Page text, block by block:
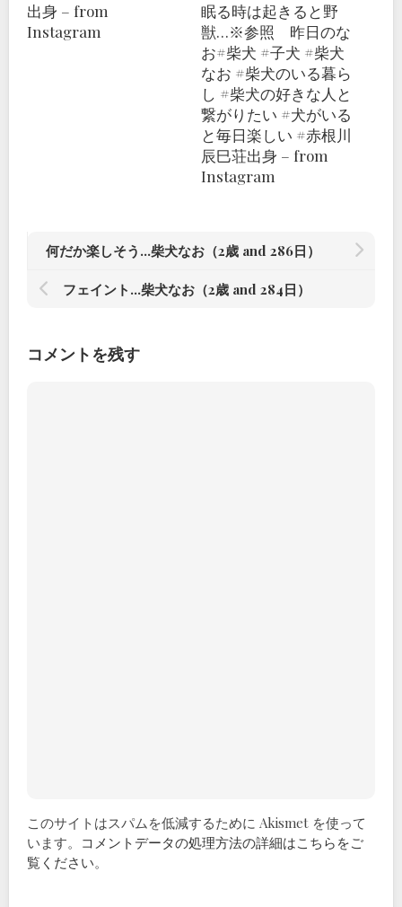
出身 – from
Instagram
眠る時は起きると野
獣…※参照 昨日のな
お#柴犬 #子犬 #柴犬
なお #柴犬のいる暮ら
し #柴犬の好きな人と
繋がりたい #犬がいる
と毎日楽しい #赤根川
辰巳荘出身 – from
Instagram
何だか楽しそう…柴犬なお（2歳 and 286日）
フェイント…柴犬なお（2歳 and 284日）
コメントを残す
このサイトはスパムを低減するために Akismet を使って
います。 コメントデータの処理方法の詳細はこちらをご
覧ください。